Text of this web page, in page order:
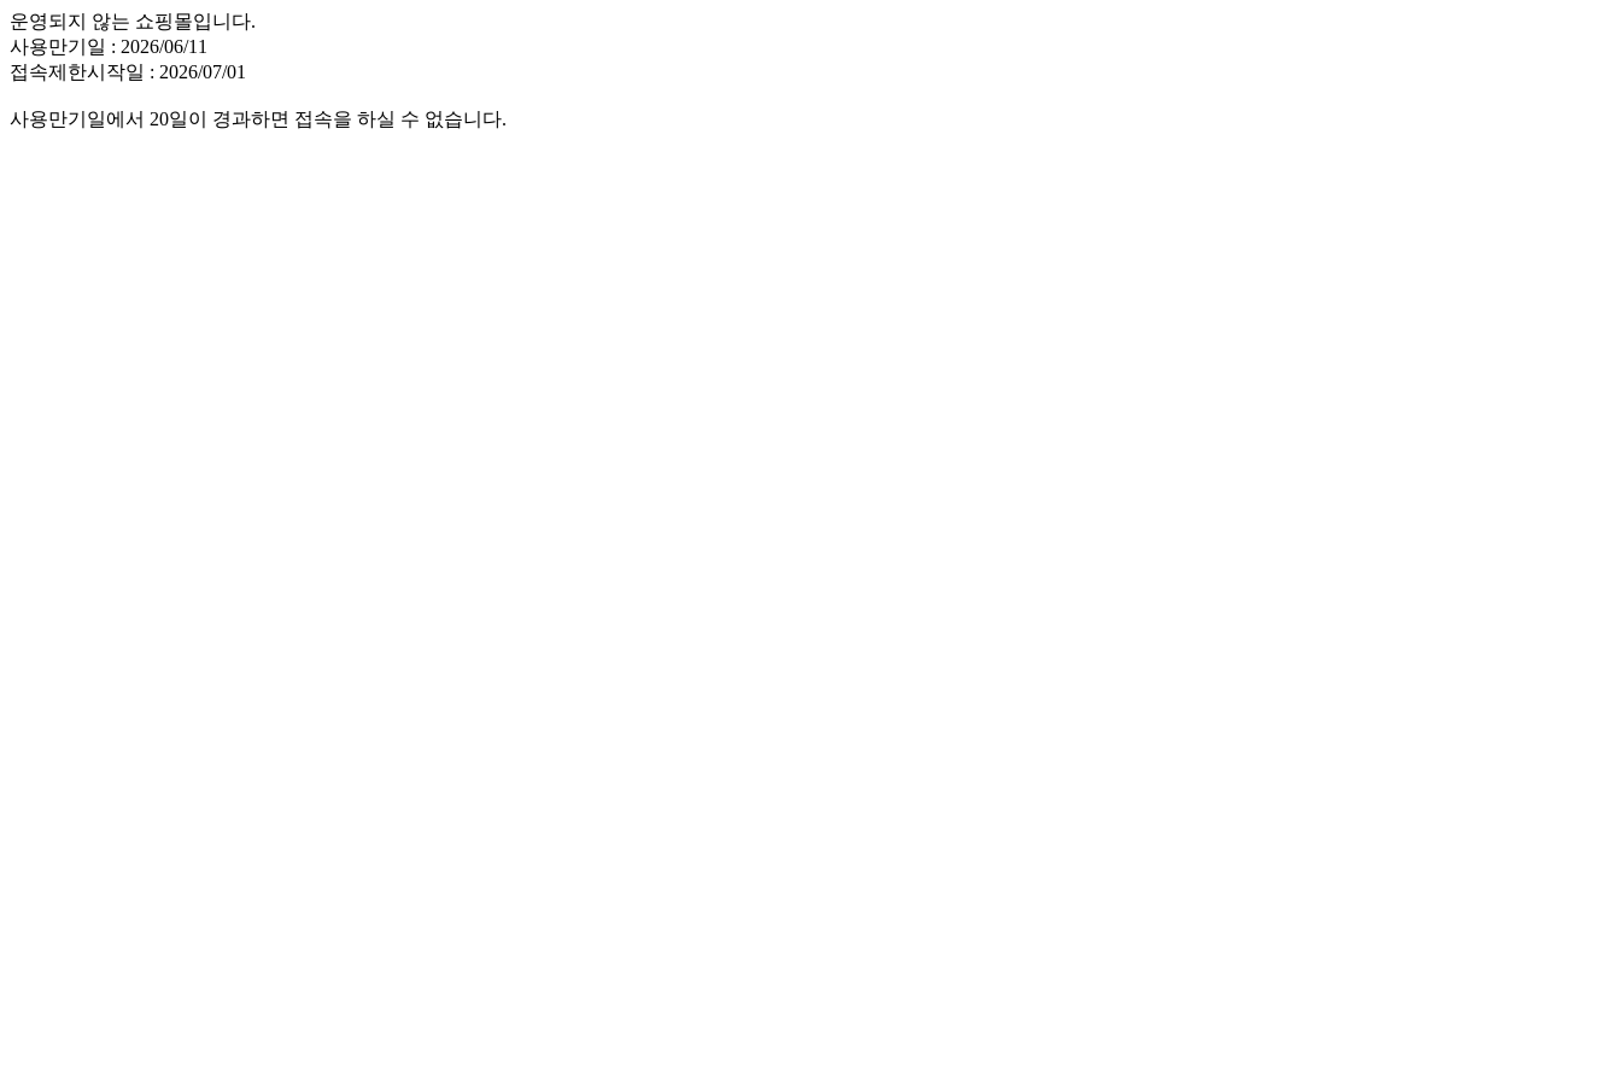
운영되지 않는 쇼핑몰입니다.
사용만기일 : 2026/06/11
접속제한시작일 : 2026/07/01
사용만기일에서 20일이 경과하면 접속을 하실 수 없습니다.